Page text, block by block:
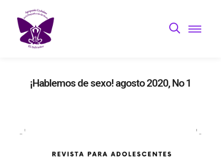
¡Hablemos de sexo! agosto 2020, No 1